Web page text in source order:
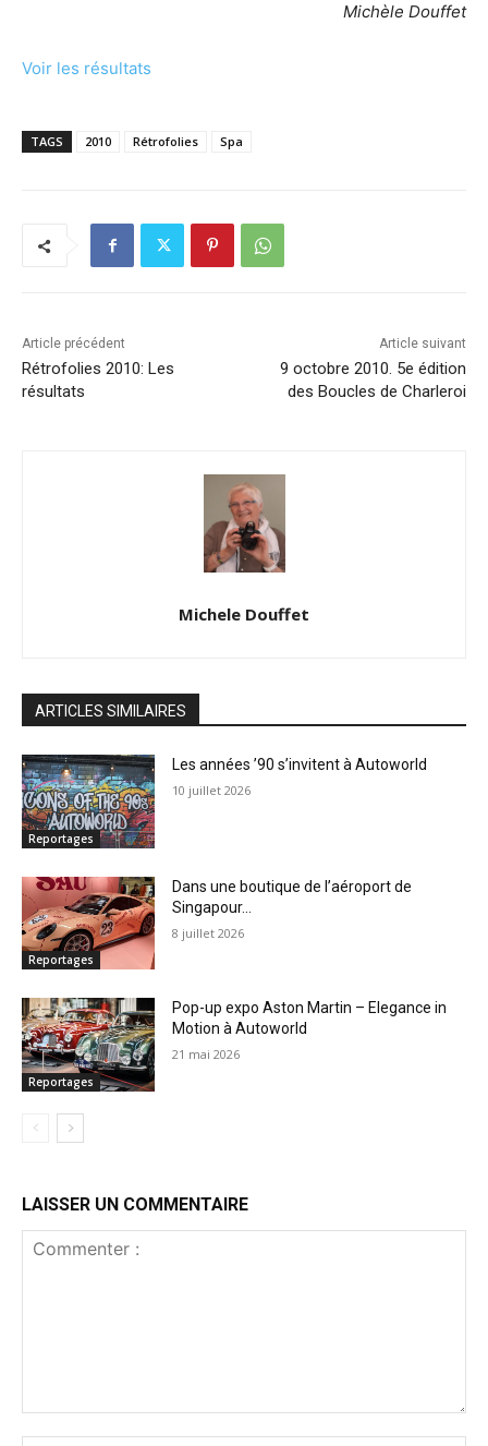
Michèle Douffet
Voir les résultats
TAGS 2010 Rétrofolies Spa
Article précédent
Rétrofolies 2010: Les
résultats
Article suivant
9 octobre 2010. 5e édition
des Boucles de Charleroi
Michele Douffet
ARTICLES SIMILAIRES
Reportages
Les années ’90 s’invitent à Autoworld
10 juillet 2026
Reportages
Dans une boutique de l’aéroport de
Singapour…
8 juillet 2026
Reportages
Pop-up expo Aston Martin – Elegance in
Motion à Autoworld
21 mai 2026
LAISSER UN COMMENTAIRE